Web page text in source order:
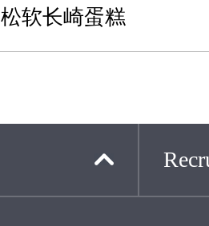
松软长崎蛋糕